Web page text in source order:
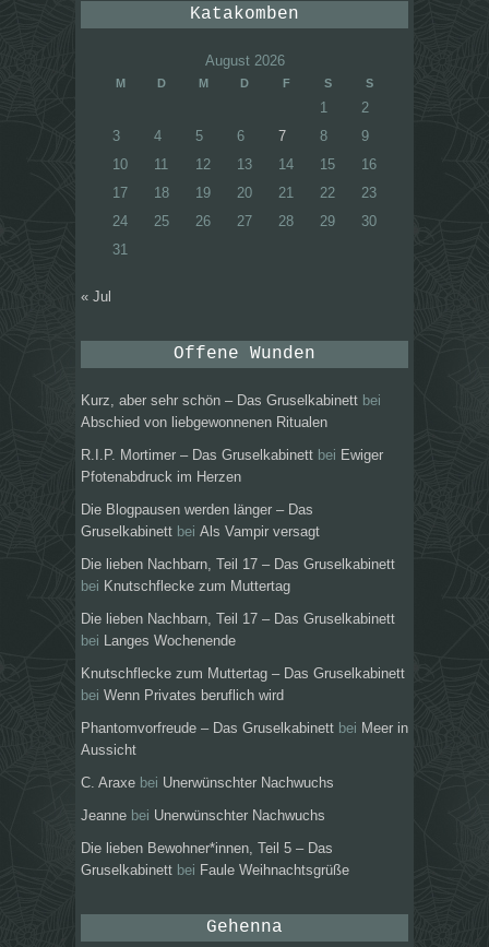
Katakomben
August 2026
M D M D F S S
1
2
3
4 5 6 7 8
9
10
11 12 13 14 15
16
17
18 19 20 21 22
23
24
25 26 27 28 29
30
31
« Jul
Offene Wunden
Kurz, aber sehr schön – Das Gruselkabinett bei
Abschied von liebgewonnenen Ritualen
R.I.P. Mortimer – Das Gruselkabinett bei Ewiger
Pfotenabdruck im Herzen
Die Blogpausen werden länger – Das
Gruselkabinett bei Als Vampir versagt
Die lieben Nachbarn, Teil 17 – Das Gruselkabinett
bei Knutschflecke zum Muttertag
Die lieben Nachbarn, Teil 17 – Das Gruselkabinett
bei
Langes Wochenende
Knutschflecke zum Muttertag – Das Gruselkabinett
bei Wenn Privates beruflich wird
Phantomvorfreude – Das Gruselkabinett bei Meer in
Aussicht
C. Araxe bei Unerwünschter Nachwuchs
Jeanne bei Unerwünschter Nachwuchs
Die lieben Bewohner*innen, Teil 5 – Das
Gruselkabinett bei Faule Weihnachtsgrüße
Gehenna